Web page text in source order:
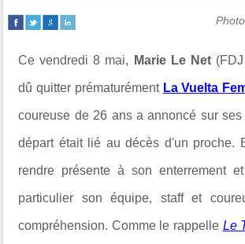
Ce vendredi 8 mai, Marie Le Net(FDJ
dû quitter prématurément La Vuelta
coureuse de 26 ans a annoncé sur
départ était lié au décès d'un proche.
rendre présente à son enterrement
particulier son équipe, staff et
compréhension. Comme le rappelle Le